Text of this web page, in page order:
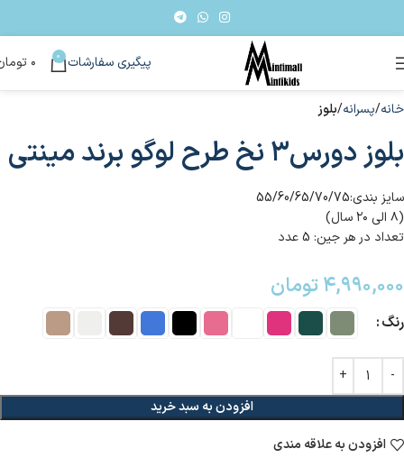
پیگیری سفارشات 0 ۰
خانه پسرانه بلوز
بلوز دورس۳ نخ طرح لوگو برند مینتی
سایز بندی:55/60/65/70/75
(۸ الی ۲۰ سال)
تعداد در هر جین: 5 عدد
۴,۹۹۰,۰۰۰تومان
رنگ
افزودن به سبد خرید
افزودن به علاقه مندی